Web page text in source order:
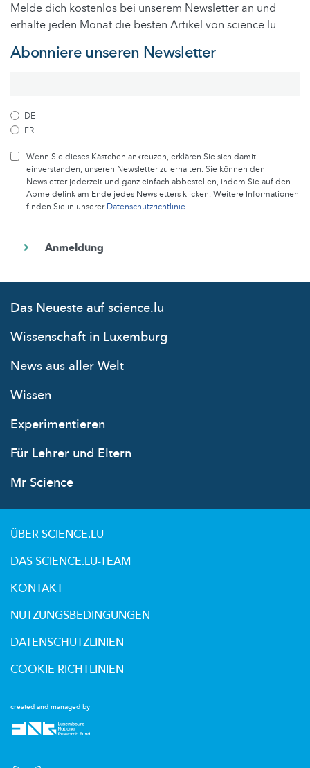
Melde dich kostenlos bei unserem Newsletter an und
erhalte jeden Monat die besten Artikel von science.lu
Abonniere unseren Newsletter
DE
FR
Wenn Sie dieses Kästchen ankreuzen, erklären Sie sich damit
einverstanden, unseren Newsletter zu erhalten. Sie können den
Newsletter jederzeit und ganz einfach abbestellen, indem Sie auf den
Abmeldelink am Ende jedes Newsletters klicken. Weitere Informationen
finden Sie in unsererDatenschutzrichtlinie.
Das Neueste auf science.lu
Wissenschaft in Luxemburg
News aus aller Welt
Wissen
Experimentieren
Für Lehrer und Eltern
Mr Science
created and managed by
ÜBER SCIENCE.LU
DAS SCIENCE.LU-TEAM
KONTAKT
NUTZUNGSBEDINGUNGEN
DATENSCHUTZLINIEN
COOKIE RICHTLINIEN